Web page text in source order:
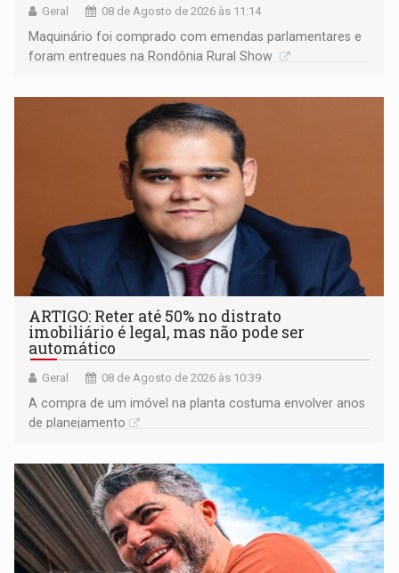
Geral 08 de Agosto de 2026 às 11:14
Maquinário foi comprado com emendas parlamentares e
foram entregues na Rondônia Rural Show
ARTIGO: Reter até 50% no distrato
imobiliário é legal, mas não pode ser
automático
Geral 08 de Agosto de 2026 às 10:39
A compra de um imóvel na planta costuma envolver anos
de planejamento